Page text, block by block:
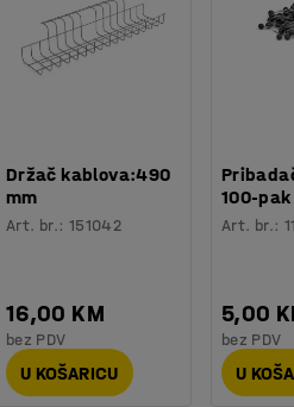
Držač kablova:490
mm
Art. br.: 151042
16,00 KM
bez PDV
U KOŠARICU
100-pak
Art. br.:
5,00
bez PDV
U